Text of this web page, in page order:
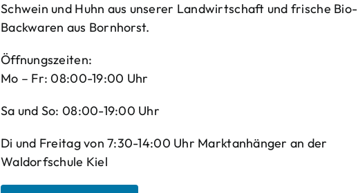
Schwein und Huhn aus unserer Landwirtschaft und frische Bio-
Backwaren aus Bornhorst.
Öffnungszeiten:
Mo – Fr: 08:00-19:00 Uhr
Sa und So: 08:00-19:00 Uhr
Di und Freitag von 7:30-14:00 Uhr Marktanhänger an der
Waldorfschule Kiel